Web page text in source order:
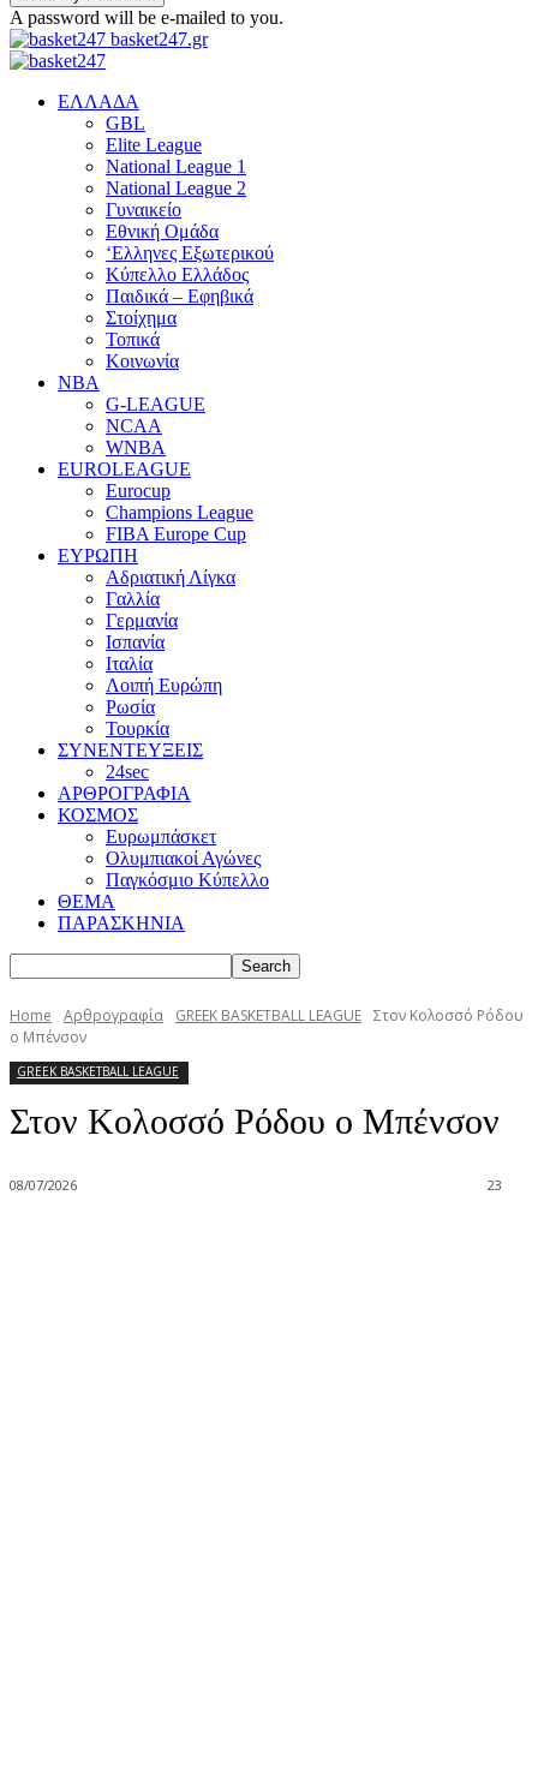
A password will be e-mailed to you.
basket247.gr
EΛΛΑΔΑ
GBL
Elite League
National League 1
National League 2
Γυναικείο
Εθνική Ομάδα
‘Ελληνες Εξωτερικού
Κύπελλο Ελλάδος
Παιδικά – Εφηβικά
Στοίχημα
Τοπικά
Κοινωνία
NBA
G-LEAGUE
NCAA
WNBA
ΕUROLEAGUE
Eurocup
Champions League
FIBA Europe Cup
ΕΥΡΩΠΗ
Αδριατική Λίγκα
Γαλλία
Γερμανία
Ισπανία
Ιταλία
Λοιπή Ευρώπη
Ρωσία
Τουρκία
ΣΥΝΕΝΤΕΥΞΕΙΣ
24sec
ΑΡΘΡΟΓΡΑΦΙΑ
ΚΟΣΜΟΣ
Ευρωμπάσκετ
Ολυμπιακοί Αγώνες
Παγκόσμιο Κύπελλο
ΘΕΜΑ
ΠΑΡΑΣΚΗΝΙΑ
Home Αρθρογραφία GREEK BASKETBALL LEAGUE Στον Κολοσσό Ρόδου
ο Μπένσον
GREEK BASKETBALL LEAGUE
Στον Κολοσσό Ρόδου ο Μπένσον
08/07/2026 23